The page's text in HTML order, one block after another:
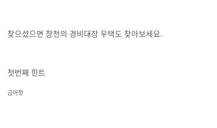
찾으셨으면 창천의 경비대장 우택도 찾아보세요.
첫번째 힌트
금어청